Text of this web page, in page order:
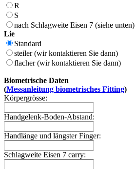
R
S
nach Schlagweite Eisen 7 (siehe unten)
Lie
Standard
steiler (wir kontaktieren Sie dann)
flacher (wir kontaktieren Sie dann)
Biometrische Daten
(Messanleitung biometrisches Fitting)
Körpergrösse:
Handgelenk-Boden-Abstand:
Handlänge und längster Finger:
Schlagweite Eisen 7 carry: